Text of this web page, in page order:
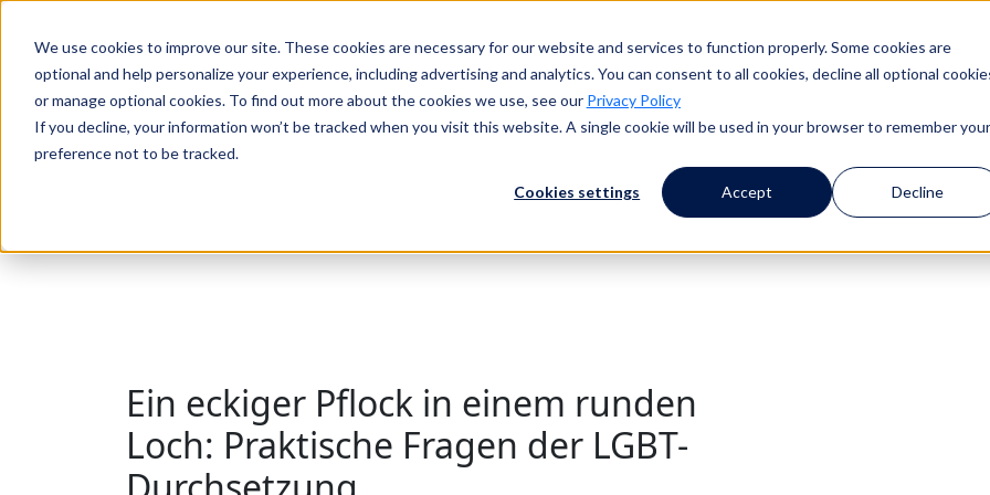
We use cookies to improve our site. These cookies are necessary for our website and services to function properly. Some cookies are
optional and help personalize your experience, including advertising and analytics. You can consent to all cookies, decline all optional
or manage optional cookies. To find out more about the cookies we use, see our Privacy Policy
If you decline, your information won’t be tracked when you visit this website. A single cookie will be used in your browser to remember your
preference not to be tracked.
Cookies settings Accept Decline
Suche
Suche
Ein eckiger Pflock in einem runden
Loch: Praktische Fragen der LGBT-